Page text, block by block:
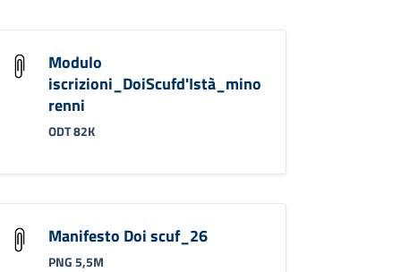
Modulo
iscrizioni_DoiScufd'Istà_mino
renni
ODT 82K
Manifesto Doi scuf_26
PNG 5,5M